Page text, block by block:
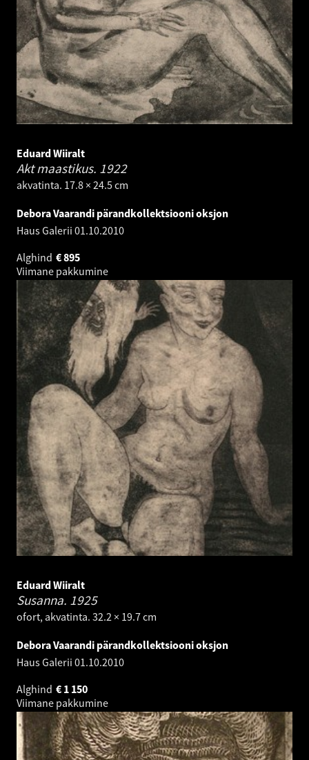
Eduard Wiiralt
Akt maastikus. 1922
akvatinta. 17.8 × 24.5 cm
Debora Vaarandi pärandkollektsiooni oksjon
Haus Galerii 01.10.2010
Alghind
895
€
Viimane pakkumine
Eduard Wiiralt
Susanna. 1925
ofort, akvatinta. 32.2 × 19.7 cm
Debora Vaarandi pärandkollektsiooni oksjon
Haus Galerii 01.10.2010
Alghind
1 150
€
Viimane pakkumine